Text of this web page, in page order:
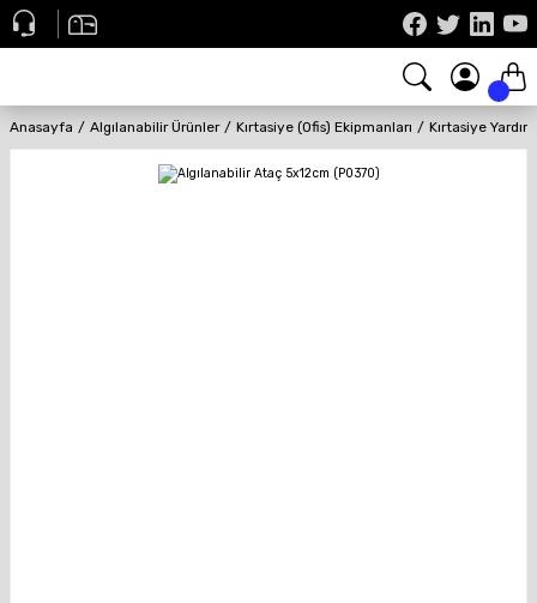
Anasayfa Algılanabilir Ürünler Kırtasiye (Ofis) Ekipmanları Kırtasiye